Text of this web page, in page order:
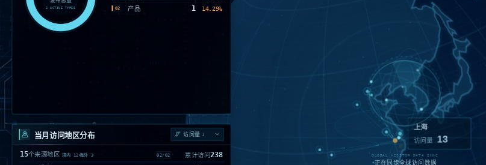
上海
访问量 13
2 ACTIVE TYPES 02 产品 1 14.29%
当月访问地区分布
15个来源地区 境内 12 海外 3 01/02 累计访问 238